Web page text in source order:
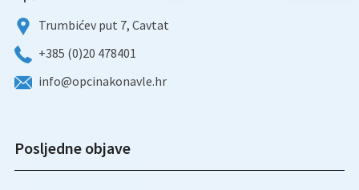
Trumbićev put 7, Cavtat
+385 (0)20 478401
info@opcinakonavle.hr
Posljedne objave